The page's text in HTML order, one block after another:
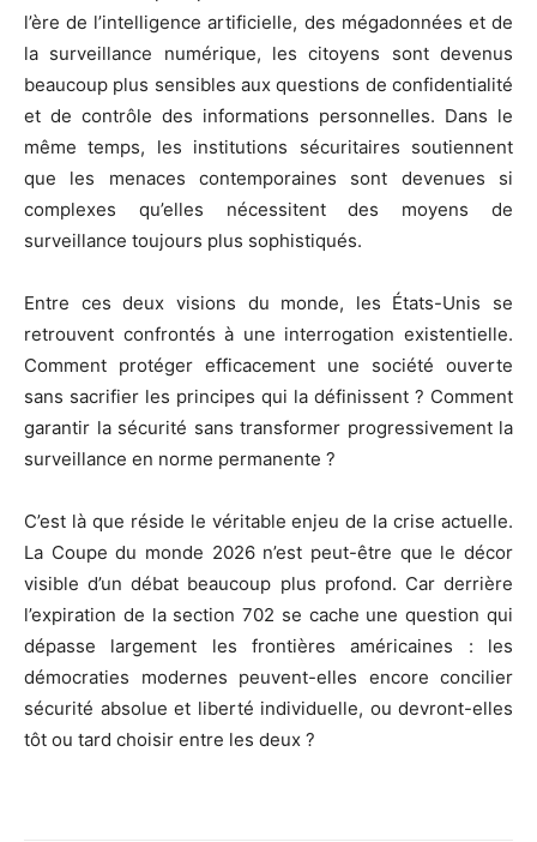
l’ère de l’intelligence artificielle, des mégadonnées et de
la surveillance numérique, les citoyens sont devenus
beaucoup plus sensibles aux questions de confidentialité
et de contrôle des informations personnelles. Dans le
même temps, les institutions sécuritaires soutiennent
que les menaces contemporaines sont devenues si
complexes qu’elles nécessitent des moyens de
surveillance toujours plus sophistiqués.
Entre ces deux visions du monde, les États-Unis se
retrouvent confrontés à une interrogation existentielle.
Comment protéger efficacement une société ouverte
sans sacrifier les principes qui la définissent ? Comment
garantir la sécurité sans transformer progressivement la
surveillance en norme permanente ?
C’est là que réside le véritable enjeu de la crise actuelle.
La Coupe du monde 2026 n’est peut-être que le décor
visible d’un débat beaucoup plus profond. Car derrière
l’expiration de la section 702 se cache une question qui
dépasse largement les frontières américaines : les
démocraties modernes peuvent-elles encore concilier
sécurité absolue et liberté individuelle, ou devront-elles
tôt ou tard choisir entre les deux ?